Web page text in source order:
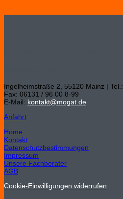
Ingelheimstraße 2, 55120 Mainz | Tel.:
Fax: 06131 / 96 00 8-99
E-Mail: kontakt@mogat.de
Anfahrt
Home
Kontakt
Datenschutzbestimmungen
Impressum
Unsere Fachberater
AGB
Cookie-Einwilligungen widerrufen